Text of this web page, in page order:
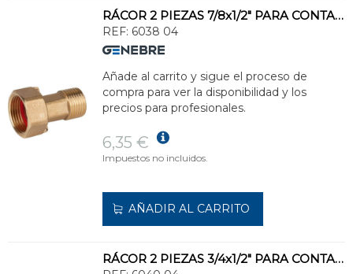
RÁCOR 2 PIEZAS 7/8x1/2" PARA CONTADOR
REF: 6038 04
Añade al carrito y sigue el proceso de
compra para ver la disponibilidad y los
precios para profesionales.
6,35 €
Impuestos no incluidos.
AÑADIR AL CARRITO
RÁCOR 2 PIEZAS 3/4x1/2" PARA CONTADOR